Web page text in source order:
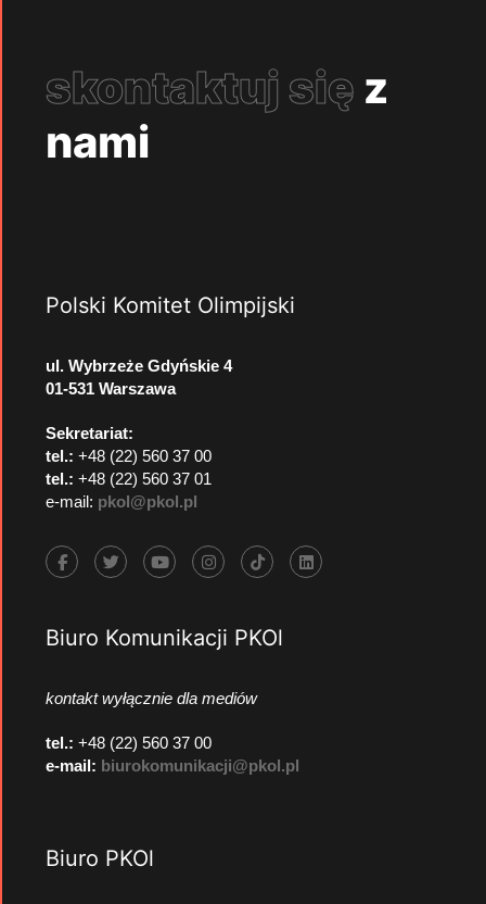
skontaktuj się z
nami
Polski Komitet Olimpijski
ul. Wybrzeże Gdyńskie 4
01-531 Warszawa
Sekretariat:
tel.: +48 (22) 560 37 00
tel.: +48 (22) 560 37 01
e-mail: pkol@pkol.pl
Biuro Komunikacji PKOl
kontakt wyłącznie dla mediów
tel.: +48 (22) 560 37 00
e-mail: biurokomunikacji@pkol.pl
Biuro PKOl